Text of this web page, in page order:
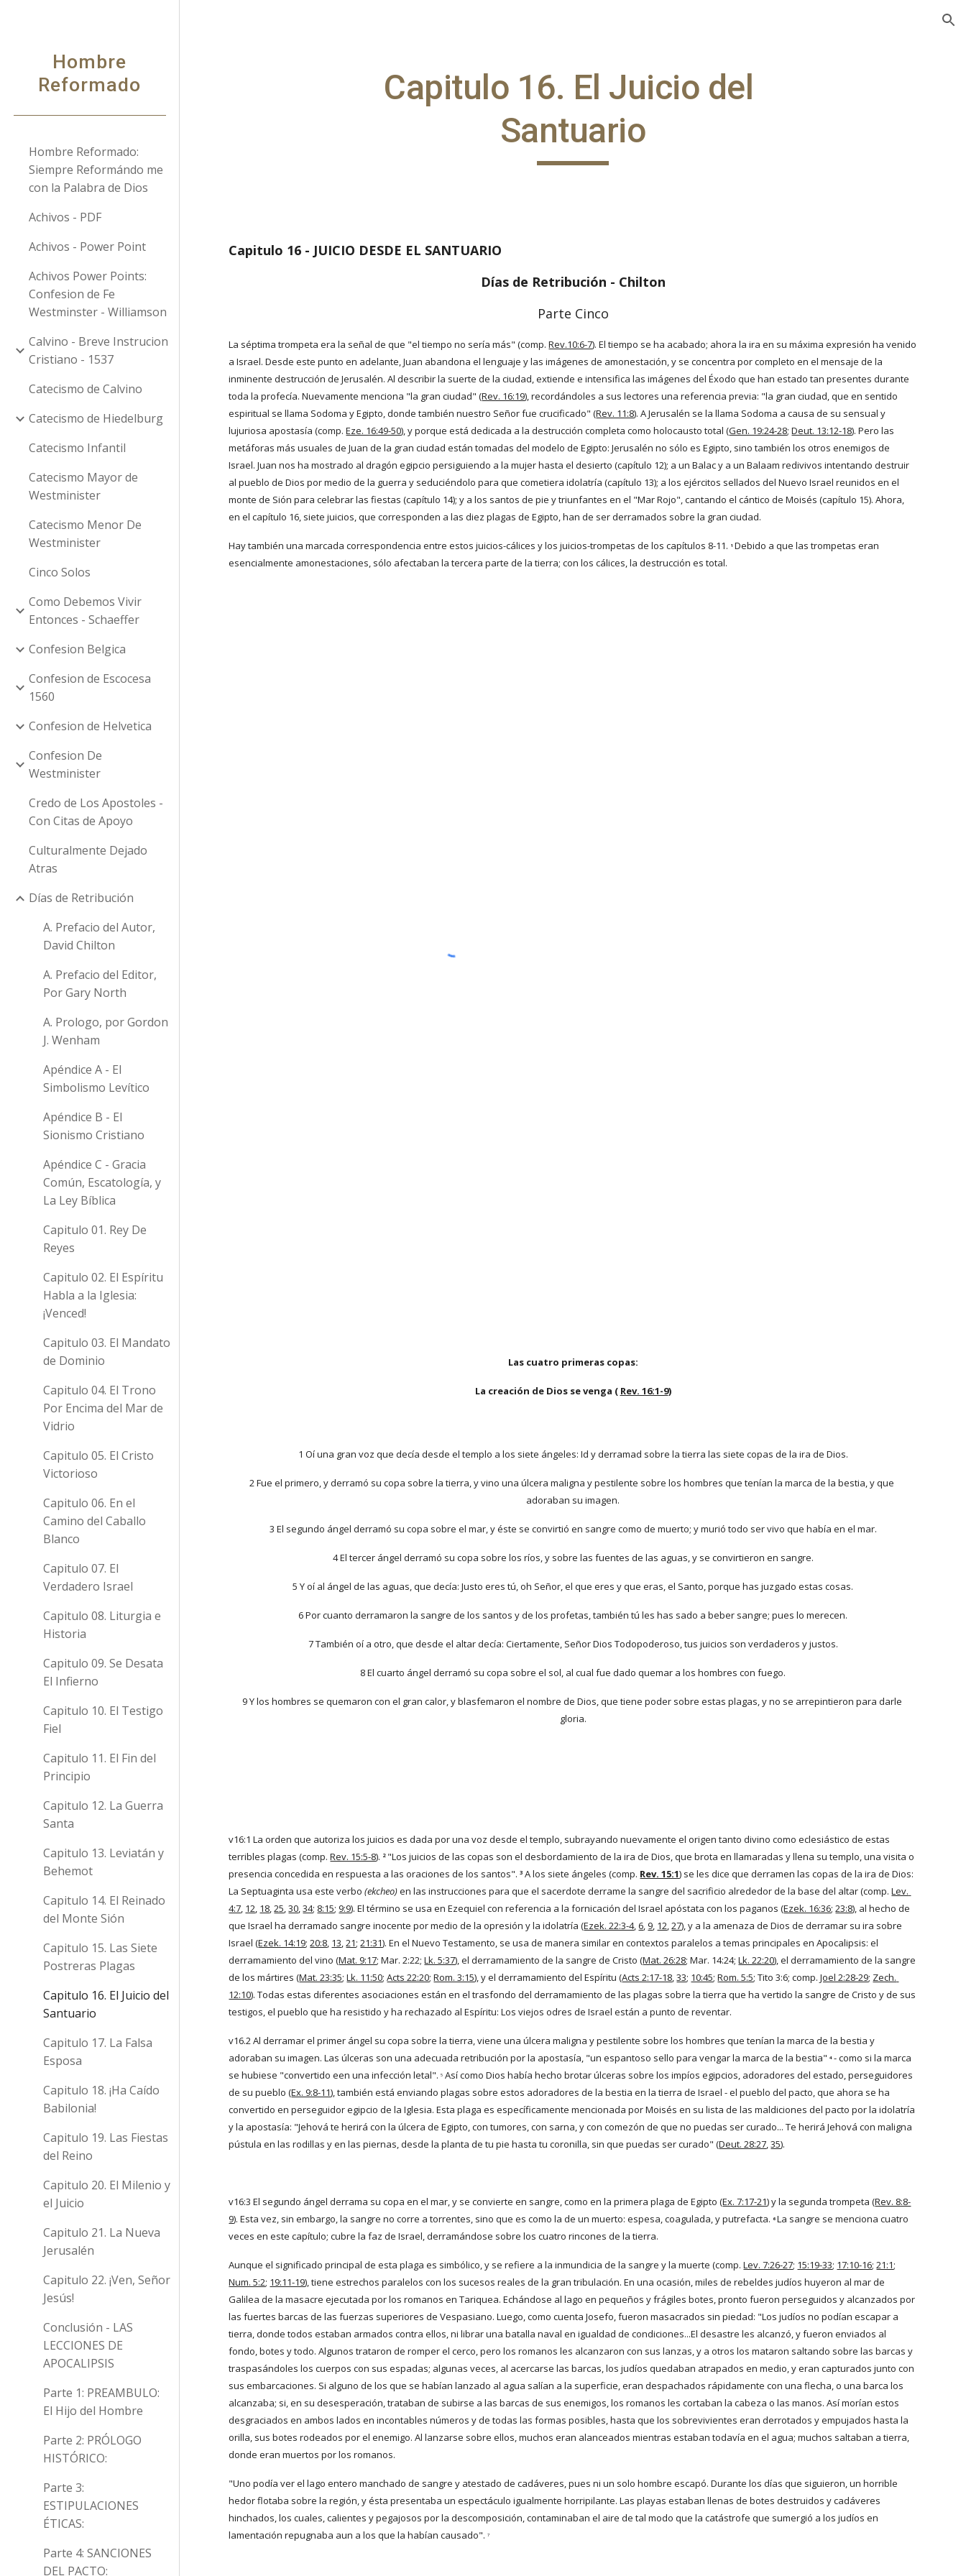
Hombre
Reformado
Hombre Reformado:
Siempre Reformándo me
con la Palabra de Dios
Achivos - PDF
Achivos - Power Point
Achivos Power Points:
Confesion de Fe
Westminster - Williamson
Calvino - Breve Instrucion
Cristiano - 1537
Catecismo de Calvino
Catecismo de Hiedelburg
Catecismo Infantil
Catecismo Mayor de
Westminister
Catecismo Menor De
Westminister
Cinco Solos
Como Debemos Vivir
Entonces - Schaeffer
Confesion Belgica
Confesion de Escocesa
1560
Confesion de Helvetica
Confesion De
Westminister
Credo de Los Apostoles -
Con Citas de Apoyo
Culturalmente Dejado
Atras
Días de Retribución
A. Prefacio del Autor,
David Chilton
A. Prefacio del Editor,
Por Gary North
A. Prologo, por Gordon
J. Wenham
Apéndice A - El
Simbolismo Levítico
Apéndice B - El
Sionismo Cristiano
Apéndice C - Gracia
Común, Escatología, y
La Ley Bíblica
Capitulo 01. Rey De
Reyes
Capitulo 02. El Espíritu
Habla a la Iglesia:
¡Venced!
Capitulo 03. El Mandato
de Dominio
Capitulo 04. El Trono
Por Encima del Mar de
Vidrio
Capitulo 05. El Cristo
Victorioso
Capitulo 06. En el
Camino del Caballo
Blanco
Capitulo 07. El
Verdadero Israel
Capitulo 08. Liturgia e
Historia
Capitulo 09. Se Desata
El Infierno
Capitulo 10. El Testigo
Fiel
Capitulo 11. El Fin del
Principio
Capitulo 12. La Guerra
Santa
Capitulo 13. Leviatán y
Behemot
Capitulo 14. El Reinado
del Monte Sión
Capitulo 15. Las Siete
Postreras Plagas
Capitulo 16. El Juicio del
Santuario
Capitulo 17. La Falsa
Esposa
Capitulo 18. ¡Ha Caído
Babilonia!
Capitulo 19. Las Fiestas
del Reino
Capitulo 20. El Milenio y
el Juicio
Capitulo 21. La Nueva
Jerusalén
Capitulo 22. ¡Ven, Señor
Jesús!
Conclusión - LAS
LECCIONES DE
APOCALIPSIS
Parte 1: PREAMBULO:
El Hijo del Hombre
Parte 2: PRÓLOGO
HISTÓRICO:
Parte 3:
ESTIPULACIONES
ÉTICAS:
Parte 4: SANCIONES
DEL PACTO:
Capitulo 16. El Juicio del
Santuario
Capitulo 16 - JUICIO DESDE EL SANTUARIO
Días de Retribución - Chilton
Parte Cinco
La séptima trompeta era la señal de que "el tiempo no sería más" (comp. Rev.10:6-7). El tiempo se ha acabado; ahora la ira en su máxima expresión ha venido
a Israel. Desde este punto en adelante, Juan abandona el lenguaje y las imágenes de amonestación, y se concentra por completo en el mensaje de la
inminente destrucción de Jerusalén. Al describir la suerte de la ciudad, extiende e intensifica las imágenes del Éxodo que han estado tan presentes durante
toda la profecía. Nuevamente menciona "la gran ciudad" (Rev. 16:19), recordándoles a sus lectores una referencia previa: "la gran ciudad, que en sentido
espiritual se llama Sodoma y Egipto, donde también nuestro Señor fue crucificado" (Rev. 11:8). A Jerusalén se la llama Sodoma a causa de su sensual y
lujuriosa apostasía (comp. Eze. 16:49-50), y porque está dedicada a la destrucción completa como holocausto total (Gen. 19:24-28; Deut. 13:12-18). Pero las
metáforas más usuales de Juan de la gran ciudad están tomadas del modelo de Egipto: Jerusalén no sólo es Egipto, sino también los otros enemigos de
Israel. Juan nos ha mostrado al dragón egipcio persiguiendo a la mujer hasta el desierto (capítulo 12); a un Balac y a un Balaam redivivos intentando destruir
al pueblo de Dios por medio de la guerra y seduciéndolo para que cometiera idolatría (capítulo 13); a los ejércitos sellados del Nuevo Israel reunidos en el
monte de Sión para celebrar las fiestas (capítulo 14); y a los santos de pie y triunfantes en el "Mar Rojo", cantando el cántico de Moisés (capítulo 15). Ahora,
en el capítulo 16, siete juicios, que corresponden a las diez plagas de Egipto, han de ser derramados sobre la gran ciudad.
Hay también una marcada correspondencia entre estos juicios-cálices y los juicios-trompetas de los capítulos 8-11. 1 Debido a que las trompetas eran
esencialmente amonestaciones, sólo afectaban la tercera parte de la tierra; con los cálices, la destrucción es total.
Las cuatro primeras copas:
La creación de Dios se venga ( Rev. 16:1-9)
1 Oí una gran voz que decía desde el templo a los siete ángeles: Id y derramad sobre la tierra las siete copas de la ira de Dios.
2 Fue el primero, y derramó su copa sobre la tierra, y vino una úlcera maligna y pestilente sobre los hombres que tenían la marca de la bestia, y que
adoraban su imagen.
3 El segundo ángel derramó su copa sobre el mar, y éste se convirtió en sangre como de muerto; y murió todo ser vivo que había en el mar.
4 El tercer ángel derramó su copa sobre los ríos, y sobre las fuentes de las aguas, y se convirtieron en sangre.
5 Y oí al ángel de las aguas, que decía: Justo eres tú, oh Señor, el que eres y que eras, el Santo, porque has juzgado estas cosas.
6 Por cuanto derramaron la sangre de los santos y de los profetas, también tú les has sado a beber sangre; pues lo merecen.
7 También oí a otro, que desde el altar decía: Ciertamente, Señor Dios Todopoderoso, tus juicios son verdaderos y justos.
8 El cuarto ángel derramó su copa sobre el sol, al cual fue dado quemar a los hombres con fuego.
9 Y los hombres se quemaron con el gran calor, y blasfemaron el nombre de Dios, que tiene poder sobre estas plagas, y no se arrepintieron para darle
gloria.
v16:1 La orden que autoriza los juicios es dada por una voz desde el templo, subrayando nuevamente el origen tanto divino como eclesiástico de estas
terribles plagas (comp. Rev. 15:5-8). 2 "Los juicios de las copas son el desbordamiento de la ira de Dios, que brota en llamaradas y llena su templo, una visita o
presencia concedida en respuesta a las oraciones de los santos". 3 A los siete ángeles (comp. Rev. 15:1) se les dice que derramen las copas de la ira de Dios:
La Septuaginta usa este verbo (ekcheo) en las instrucciones para que el sacerdote derrame la sangre del sacrificio alrededor de la base del altar (comp. Lev.
4:7, 12, 18,25,30,34; 8:15; 9:9). El término se usa en Ezequiel con referencia a la fornicación del Israel apóstata con los paganos (Ezek. 16:36; 23:8), al hecho de
que Israel ha derramado sangre inocente por medio de la opresión y la idolatría (Ezek. 22:3-4, 6, 9, 12,27), y a la amenaza de Dios de derramar su ira sobre
Israel (Ezek. 14:19; 20:8, 13,21; 21:31). En el Nuevo Testamento, se usa de manera similar en contextos paralelos a temas principales en Apocalipsis: el
derramamiento del vino (Mat. 9:17; Mar. 2:22; Lk. 5:37), el derramamiento de la sangre de Cristo (Mat. 26:28; Mar. 14:24; Lk. 22:20), el derramamiento de la sangre
de los mártires (Mat. 23:35; Lk. 11:50; Acts 22:20; Rom. 3:15), y el derramamiento del Espíritu (Acts 2:17-18,33; 10:45; Rom. 5:5; Tito 3:6; comp. Joel 2:28-29; Zech.
12:10). Todas estas diferentes asociaciones están en el trasfondo del derramamiento de las plagas sobre la tierra que ha vertido la sangre de Cristo y de sus
testigos, el pueblo que ha resistido y ha rechazado al Espíritu: Los viejos odres de Israel están a punto de reventar.
v16.2 Al derramar el primer ángel su copa sobre la tierra, viene una úlcera maligna y pestilente sobre los hombres que tenían la marca de la bestia y
adoraban su imagen. Las úlceras son una adecuada retribución por la apostasía, "un espantoso sello para vengar la marca de la bestia" 4 - como si la marca
se hubiese "convertido een una infección letal". 5 Así como Dios había hecho brotar úlceras sobre los impíos egipcios, adoradores del estado, perseguidores
de su pueblo (Ex. 9:8-11), también está enviando plagas sobre estos adoradores de la bestia en la tierra de Israel - el pueblo del pacto, que ahora se ha
convertido en perseguidor egipcio de la Iglesia. Esta plaga es específicamente mencionada por Moisés en su lista de las maldiciones del pacto por la idolatría
y la apostasía: "Jehová te herirá con la úlcera de Egipto, con tumores, con sarna, y con comezón de que no puedas ser curado... Te herirá Jehová con maligna
pústula en las rodillas y en las piernas, desde la planta de tu pie hasta tu coronilla, sin que puedas ser curado" (Deut. 28:27,35).
v16:3 El segundo ángel derrama su copa en el mar, y se convierte en sangre, como en la primera plaga de Egipto (Ex. 7:17-21) y la segunda trompeta (Rev. 8:8-
9). Esta vez, sin embargo, la sangre no corre a torrentes, sino que es como la de un muerto: espesa, coagulada, y putrefacta. 6 La sangre se menciona cuatro
veces en este capítulo; cubre la faz de Israel, derramándose sobre los cuatro rincones de la tierra.
Aunque el significado principal de esta plaga es simbólico, y se refiere a la inmundicia de la sangre y la muerte (comp. Lev. 7:26-27; 15:19-33; 17:10-16; 21:1;
Num. 5:2; 19:11-19), tiene estrechos paralelos con los sucesos reales de la gran tribulación. En una ocasión, miles de rebeldes judíos huyeron al mar de
Galilea de la masacre ejecutada por los romanos en Tariquea. Echándose al lago en pequeños y frágiles botes, pronto fueron perseguidos y alcanzados por
las fuertes barcas de las fuerzas superiores de Vespasiano. Luego, como cuenta Josefo, fueron masacrados sin piedad: "Los judíos no podían escapar a
tierra, donde todos estaban armados contra ellos, ni librar una batalla naval en igualdad de condiciones...El desastre les alcanzó, y fueron enviados al
fondo, botes y todo. Algunos trataron de romper el cerco, pero los romanos les alcanzaron con sus lanzas, y a otros los mataron saltando sobre las barcas y
traspasándoles los cuerpos con sus espadas; algunas veces, al acercarse las barcas, los judíos quedaban atrapados en medio, y eran capturados junto con
sus embarcaciones. Si alguno de los que se habían lanzado al agua salían a la superficie, eran despachados rápidamente con una flecha, o una barca los
alcanzaba; si, en su desesperación, trataban de subirse a las barcas de sus enemigos, los romanos les cortaban la cabeza o las manos. Así morían estos
desgraciados en ambos lados en incontables números y de todas las formas posibles, hasta que los sobrevivientes eran derrotados y empujados hasta la
orilla, sus botes rodeados por el enemigo. Al lanzarse sobre ellos, muchos eran alanceados mientras estaban todavía en el agua; muchos saltaban a tierra,
donde eran muertos por los romanos.
"Uno podía ver el lago entero manchado de sangre y atestado de cadáveres, pues ni un solo hombre escapó. Durante los días que siguieron, un horrible
hedor flotaba sobre la región, y ésta presentaba un espectáculo igualmente horripilante. Las playas estaban llenas de botes destruidos y cadáveres
hinchados, los cuales, calientes y pegajosos por la descomposición, contaminaban el aire de tal modo que la catástrofe que sumergió a los judíos en
lamentación repugnaba aun a los que la habían causado". 7